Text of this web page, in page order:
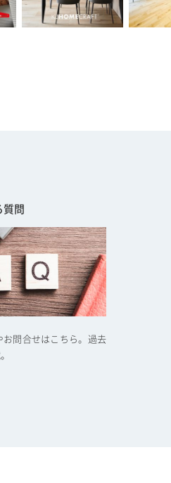
質問
問合せはこちら。過去